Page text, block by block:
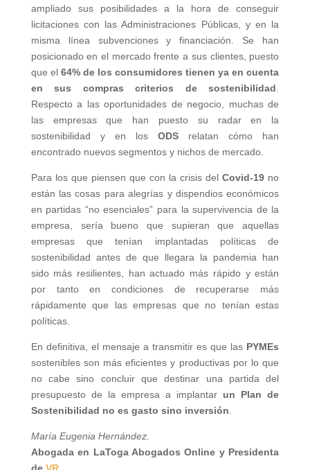
ampliado sus posibilidades a la hora de conseguir
licitaciones con las Administraciones Públicas, y en la
misma línea subvenciones y financiación. Se han
posicionado en el mercado frente a sus clientes, puesto
que el 64% de los consumidores tienen ya en cuenta
en sus compras criterios de sostenibilidad
Respecto a las oportunidades de negocio, muchas de
las empresas que han puesto su radar en la
sostenibilidad y en losODS relatan cómo han
encontrado nuevos segmentos y nichos de mercado.
Para los que piensen que con la crisis delCovid-19 no
están las cosas para alegrías y dispendios económicos
en partidas “no esenciales” para la supervivencia de la
empresa, sería bueno que supieran que aquellas
empresas que tenían implantadas políticas de
sostenibilidad antes de que llegara la pandemia han
sido más resilientes, han actuado más rápido y están
por tanto en condiciones de recuperarse más
rápidamente que las empresas que no tenían estas
políticas.
En definitiva, el mensaje a transmitir es que las PYMEs
sostenibles son más eficientes y productivas por lo que
no cabe sino concluir que destinar una partida del
presupuesto de la empresa a implantar un Plan de
Sostenibilidad no es gasto sino inversión
María Eugenia Hernández.
Abogada en LaToga Abogados Online y Presidenta